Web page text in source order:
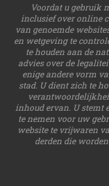
Voordat u gebruik
inclusief over online
van genoemde
en wetgeving te
te houden aan de
advies over de
enige andere vorm
stad. U dient zich te
inhoud ervan. U stemt
te nemen voor uw
website te vrijwaren
derden die